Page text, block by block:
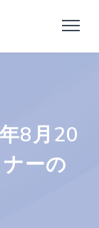
8月20
ーの